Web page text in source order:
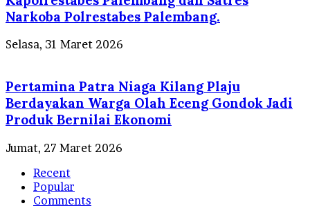
Narkoba Polrestabes Palembang.
Selasa, 31 Maret 2026
Pertamina Patra Niaga Kilang Plaju
Berdayakan Warga Olah Eceng Gondok Jadi
Produk Bernilai Ekonomi
Jumat, 27 Maret 2026
Recent
Popular
Comments